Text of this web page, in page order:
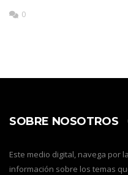
0
SOBRE NOSOTROS
Este medio digital, navega por
información sobre los temas